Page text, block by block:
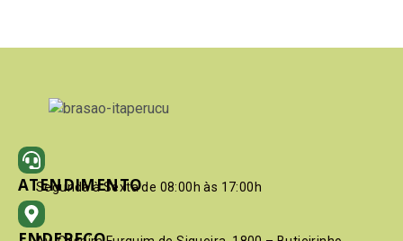
ATENDIMENTO
Segunda à Sexta de 08:00h às 17:00h